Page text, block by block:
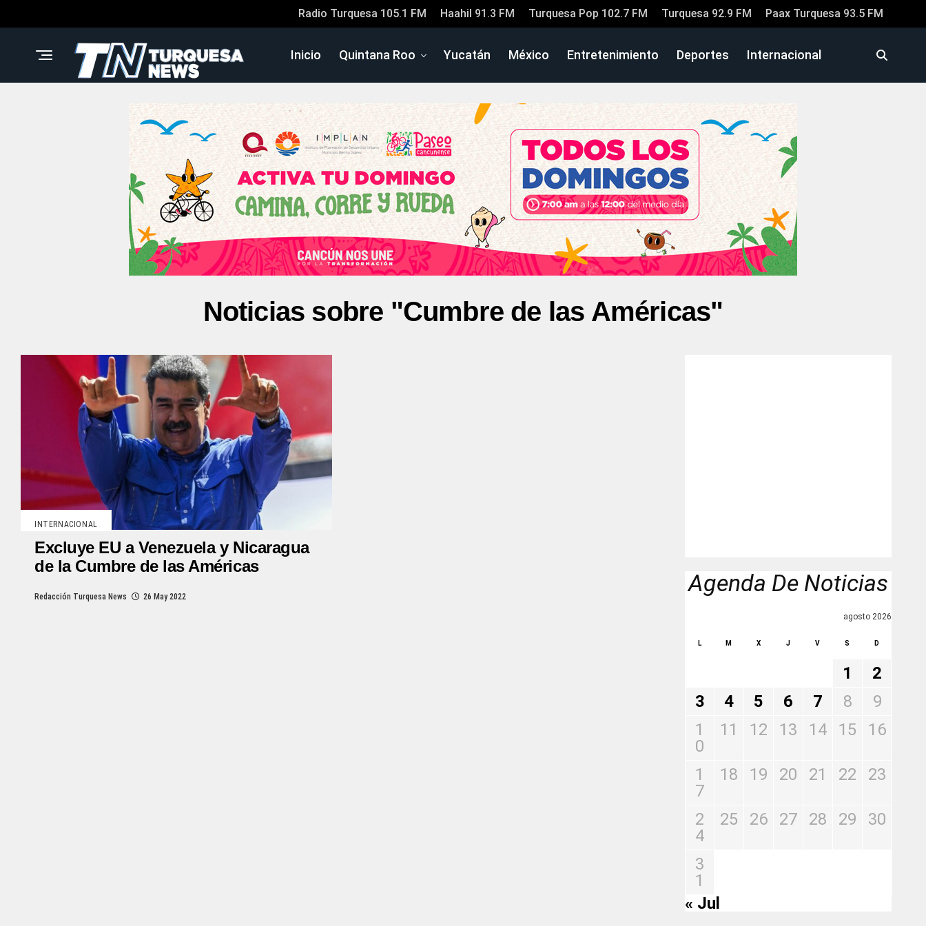
Radio Turquesa 105.1 FM Haahil 91.3 FM Turquesa Pop 102.7 FM Turquesa 92.9 FM Paax Turquesa 93.5 FM
Inicio Quintana Roo Yucatán México Entretenimiento Deportes Internacional
Noticias sobre "Cumbre de las Américas"
INTERNACIONAL
Excluye EU a Venezuela y Nicaragua
de la Cumbre de las Américas
Redacción Turquesa News 26 May 2022 Agenda De Noticias
agosto 2026
L M X J V S D
1
2
3
4 5 6 7 8
9
1
0
11 12 13 14 15 16
1
7
18 19 20 21 22 23
2
4
25 26 27 28 29 30
3
1
« Jul